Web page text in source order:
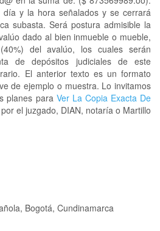
día y la hora señalados y se cerrará
subasta. Será postura admisible la
dado al bien inmueble o mueble,
del avalúo, los cuales serán
de depósitos judiciales de este
El anterior texto es un formato
de ejemplo o muestra. Lo invitamos
planes para Ver La Copia Exacta De
el juzgado, DIAN, notaría o Martillo
Bogotá, Cundinamarca